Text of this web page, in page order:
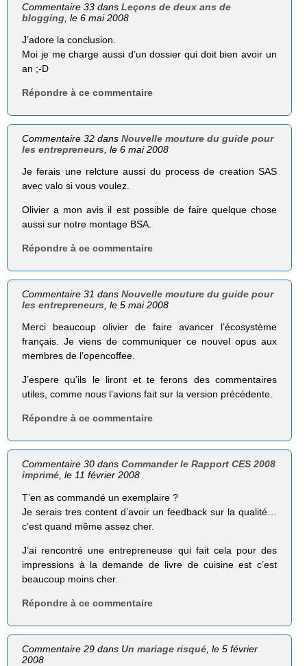
Commentaire 33 dansLeçons de deux ans de
blogging , le 6 mai 2008
J’adore la conclusion.
Moi je me charge aussi d’un dossier qui doit bien avoir un
an ;-D
Répondre à ce commentaire
Commentaire 32 dansNouvelle mouture du guide pour
les entrepreneurs , le 6 mai 2008
Je ferais une relcture aussi du process de creation SAS
avec valo si vous voulez.
Olivier a mon avis il est possible de faire quelque chose
aussi sur notre montage BSA.
Répondre à ce commentaire
Commentaire 31 dansNouvelle mouture du guide pour
les entrepreneurs , le 5 mai 2008
Merci beaucoup olivier de faire avancer l’écosystème
français. Je viens de communiquer ce nouvel opus aux
membres de l’opencoffee.
J’espere qu’ils le liront et te ferons des commentaires
utiles, comme nous l’avions fait sur la version précédente.
Répondre à ce commentaire
Commentaire 30 dansCommander le Rapport CES 2008
imprimé, le 11 février 2008
T’en as commandé un exemplaire ?
Je serais tres content d’avoir un feedback sur la qualité…
c’est quand même assez cher.
J’ai rencontré une entrepreneuse qui fait cela pour des
impressions à la demande de livre de cuisine est c’est
beaucoup moins cher.
Répondre à ce commentaire
Commentaire 29 dansUn mariage risqué , le 5 février
2008